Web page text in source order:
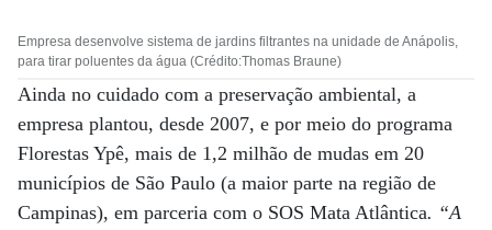
Empresa desenvolve sistema de jardins filtrantes na unidade de Anápolis,
para tirar poluentes da água (Crédito:Thomas Braune)
Ainda no cuidado com a preservação ambiental, a
empresa plantou, desde 2007, e por meio do programa
Florestas Ypê, mais de 1,2 milhão de mudas em 20
municípios de São Paulo (a maior parte na região de
Campinas), em parceria com o SOS Mata Atlântica. “A